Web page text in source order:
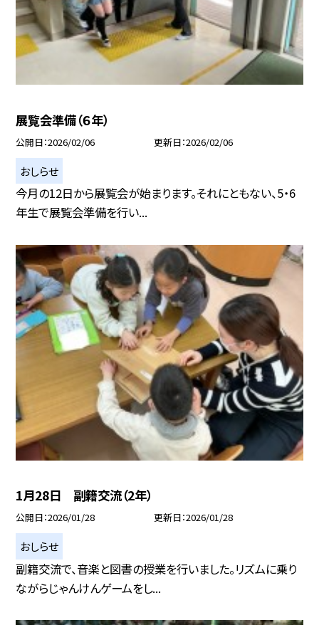
展覧会準備（６年）
公開日 2026/02/06 更新日 2026/02/06
おしらせ
今月の12日から展覧会が始まります。それにともない、5・6
年生で展覧会準備を行い...
1月28日 副籍交流（2年）
公開日 2026/01/28 更新日 2026/01/28
おしらせ
副籍交流で、音楽と図書の授業を行いました。リズムに乗り
ながらじゃんけんゲームをし...